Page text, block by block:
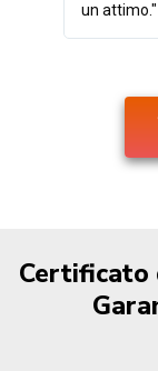
un attimo."
Certificato